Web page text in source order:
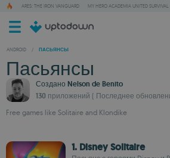
ARES: THE IRON VANGUARD MY HERO ACADEMIA UNITED SURVIVAL
ANDROID / ПАСЬЯНСЫ
Пасьянсы
Создано Nelson de Benito
130 приложений ( Последнее
Free games like Solitaire and Klondike
1. Disney Solitaire